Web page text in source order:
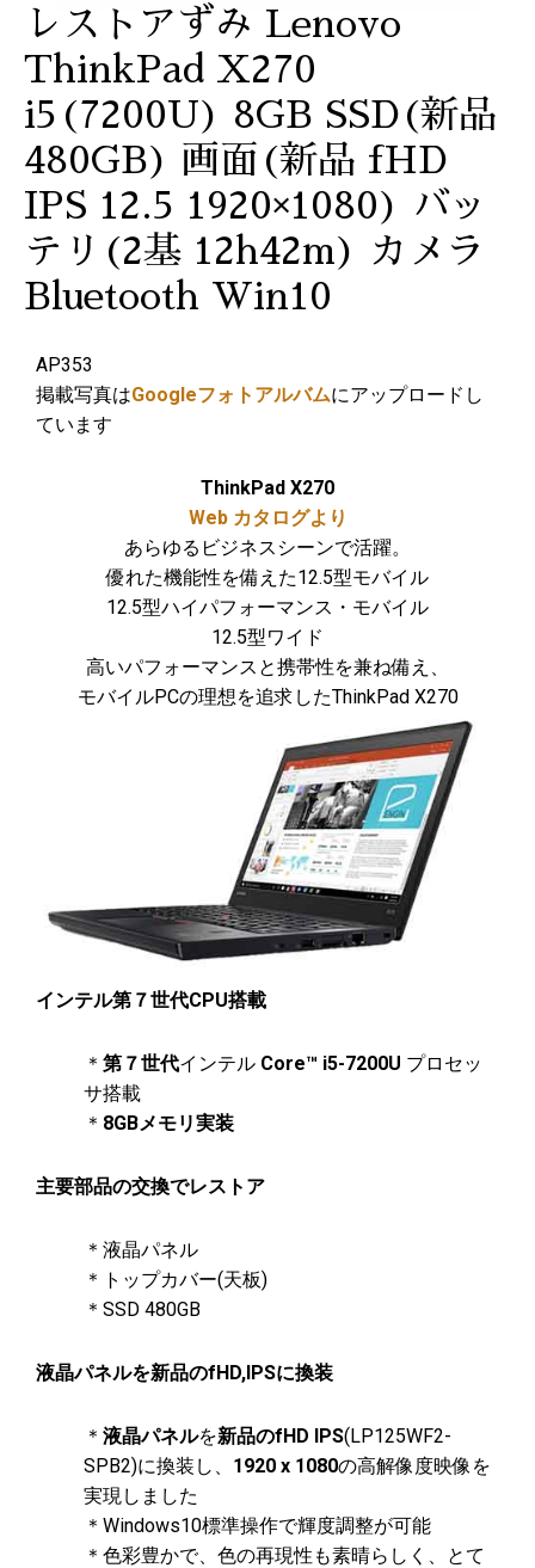
レストアずみ Lenovo
ThinkPad X270
i5(7200U) 8GB SSD(新品
480GB) 画面(新品 fHD
IPS 12.5 1920×1080) バッ
テリ(2基 12h42m) カメラ
Bluetooth Win10
AP353
掲載写真はGoogleフォトアルバムにアップロードし
ています
ThinkPad X270
Web カタログより
あらゆるビジネスシーンで活躍。
優れた機能性を備えた12.5型モバイル
12.5型ハイパフォーマンス・モバイル
12.5型ワイド
高いパフォーマンスと携帯性を兼ね備え、
モバイルPCの理想を追求したThinkPad X270
インテル第７世代CPU搭載
＊ 第７世代インテル Core™ i5-7200U プロセッ
サ搭載
＊ 8GBメモリ実装
主要部品の交換でレストア
＊液晶パネル
＊トップカバー(天板)
＊SSD 480GB
液晶パネルを新品のfHD,IPSに換装
＊ 液晶パネルを新品のfHD IPS(LP125WF2-
SPB2)に換装し、 1920 x 1080の高解像度映像を
実現しました
＊Windows10標準操作で輝度調整が可能
＊色彩豊かで、色の再現性も素晴らしく、とて